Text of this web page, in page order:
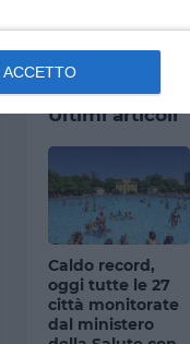
ACCETTO
Ultimi articoli
Caldo record,
oggi tutte le 27
città monitorate
dal ministero